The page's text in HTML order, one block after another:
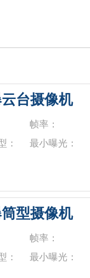
台摄像机
帧率：
： 最小曝光：
型摄像机
帧率：
： 最小曝光：